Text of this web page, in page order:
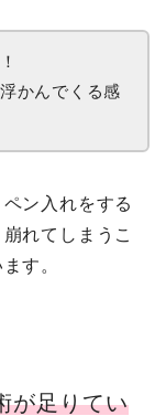
かんでくる感
ン入れをする
れてしまうこ
す。
が足りてい